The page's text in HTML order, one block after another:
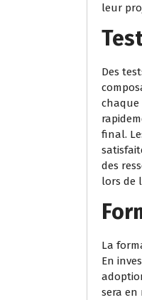
leur
Des
chaque
final.
des
lors de
La
En
sera en